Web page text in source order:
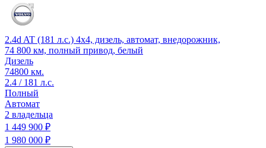
2.4d AT (181 л.с.) 4x4, дизель, автомат, внедорожник,
74 800 км, полный привод, белый
Дизель
74800 км.
2.4 / 181 л.с.
Полный
Автомат
2 владельца
1 449 900 ₽
1 980 000 ₽